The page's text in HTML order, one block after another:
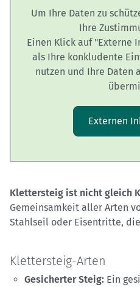
Um Ihre Daten zu
Ihre
Einen Klick auf "Externe
als Ihre konkludente
nutzen und Ihre Daten
Externen
Klettersteig ist nicht gleich
Gemeinsamkeit aller Arten
Stahlseil oder Eisentritte,
Klettersteig-Arten
Gesicherter Steig: Ein